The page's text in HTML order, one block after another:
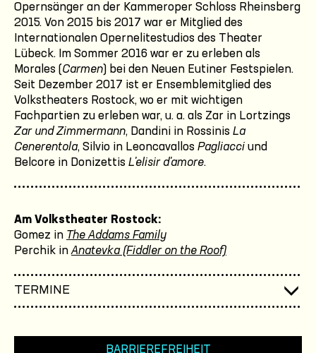
Opernsänger an der Kammeroper Schloss Rheinsberg
2015. Von 2015 bis 2017 war er Mitglied des
Internationalen Opernelitestudios des Theater
Lübeck. Im Sommer 2016 war er zu erleben als
Morales (Carmen) bei den Neuen Eutiner Festspielen.
Seit Dezember 2017 ist er Ensemblemitglied des
Volkstheaters Rostock, wo er mit wichtigen
Fachpartien zu erleben war, u. a. als Zar in Lortzings
Zar und Zimmermann, Dandini in Rossinis La
Cenerentola, Silvio in Leoncavallos Pagliacci und
Belcore in Donizettis L'elisir d'amore.
Am Volkstheater Rostock:
Gomez in The Addams Family
Perchik in Anatevka (Fiddler on the Roof)
TERMINE
BARRIEREFREIHEIT